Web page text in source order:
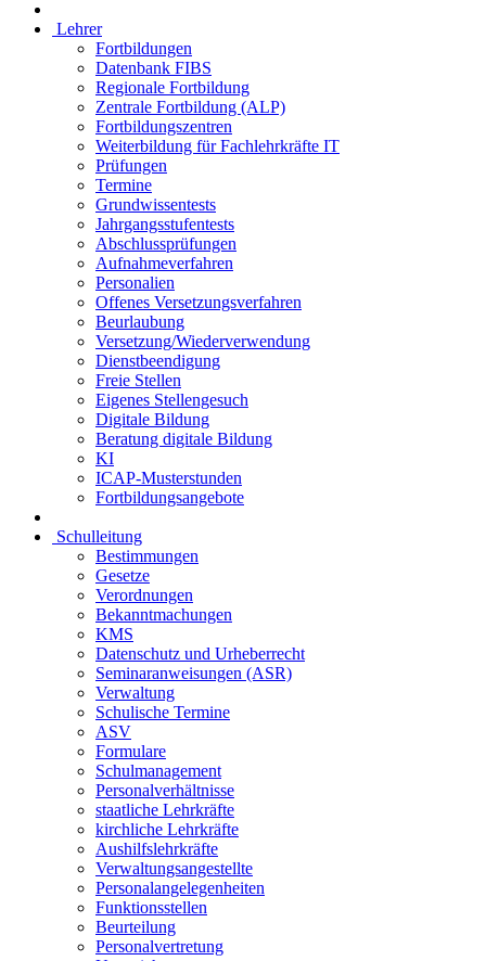
Lehrer
Fortbildungen
Datenbank FIBS
Regionale Fortbildung
Zentrale Fortbildung (ALP)
Fortbildungszentren
Weiterbildung für Fachlehrkräfte IT
Prüfungen
Termine
Grundwissentests
Jahrgangsstufentests
Abschlussprüfungen
Aufnahmeverfahren
Personalien
Offenes Versetzungsverfahren
Beurlaubung
Versetzung/Wiederverwendung
Dienstbeendigung
Freie Stellen
Eigenes Stellengesuch
Digitale Bildung
Beratung digitale Bildung
KI
ICAP-Musterstunden
Fortbildungsangebote
Schulleitung
Bestimmungen
Gesetze
Verordnungen
Bekanntmachungen
KMS
Datenschutz und Urheberrecht
Seminaranweisungen (ASR)
Verwaltung
Schulische Termine
ASV
Formulare
Schulmanagement
Personalverhältnisse
staatliche Lehrkräfte
kirchliche Lehrkräfte
Aushilfslehrkräfte
Verwaltungsangestellte
Personalangelegenheiten
Funktionsstellen
Beurteilung
Personalvertretung